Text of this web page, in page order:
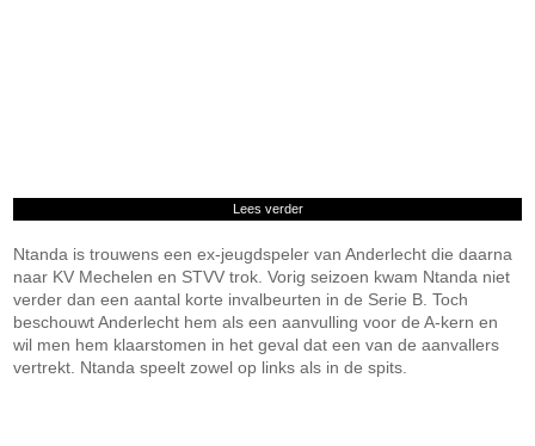
Lees verder
Ntanda is trouwens een ex-jeugdspeler van Anderlecht die daarna
naar KV Mechelen en STVV trok. Vorig seizoen kwam Ntanda niet
verder dan een aantal korte invalbeurten in de Serie B. Toch
beschouwt Anderlecht hem als een aanvulling voor de A-kern en
wil men hem klaarstomen in het geval dat een van de aanvallers
vertrekt. Ntanda speelt zowel op links als in de spits.